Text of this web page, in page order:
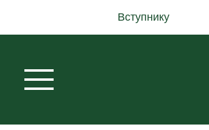
основного
Вступнику